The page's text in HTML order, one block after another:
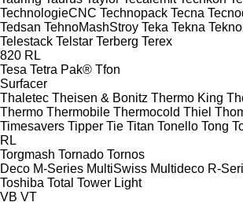
TechnologieCNC Technopack Tecna
Tedsan TehnoMashStroy Teka Tekna
Telestack Telstar Terberg Terex
820 RL
Tesa Tetra Pak® Tfon
Surfacer
Thaletec Theisen & Bonitz Thermo King
Thermo Thermobile Thermocold Thiel
Timesavers Tipper Tie Titan Tonello Tong
RL
Torgmash Tornado Tornos
Deco M-Series MultiSwiss Multideco R-
Toshiba Total Tower Light
VB VT